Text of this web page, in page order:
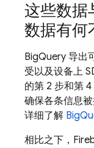
这些数据
数据有何
BigQuery 导出
受以及设备上
的第 2 步和第
确保各条信息
详细了解
相比之下，